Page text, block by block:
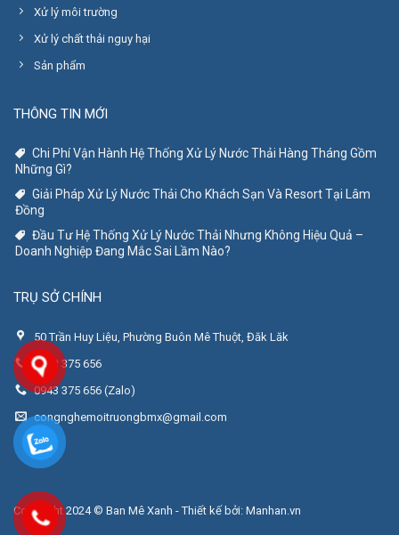
Xử lý môi trường
Xử lý chất thải nguy hại
Sản phẩm
THÔNG TIN MỚI
Chi Phí Vận Hành Hệ Thống Xử Lý Nước Thải Hàng Tháng Gồm
Những Gì?
Giải Pháp Xử Lý Nước Thải Cho Khách Sạn Và Resort Tại Lâm
Đồng
Đầu Tư Hệ Thống Xử Lý Nước Thải Nhưng Không Hiệu Quả –
Doanh Nghiệp Đang Mắc Sai Lầm Nào?
TRỤ SỞ CHÍNH
50 Trần Huy Liệu, Phường Buôn Mê Thuột, Đăk Lăk
0943 375 656
0943 375 656 (Zalo)
congnghemoitruongbmx@gmail.com
Copyright 2024 © Ban Mê Xanh - Thiết kế bởi: Manhan.vn